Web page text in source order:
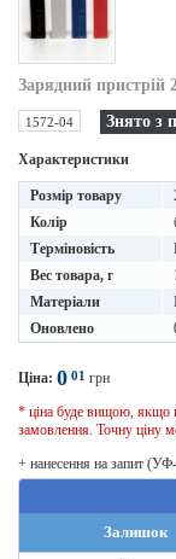
Зарядний пристрій
1572-04 Знято з
Характеристики
Розмір товару
Колір
Терміновість
Вес товара, г
Матеріали
Оновлено
Ціна: 0 01 грн
* ціна буде вищою, якщо
замовлення. Точну ціну
+ нанесення на запит
Залишок